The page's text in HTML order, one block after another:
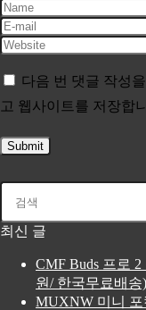
다음 번 댓글 작성
고 웹사이트를 저장합
최신 글
CMF Buds 프로
원/ 한국무료배송)
MUXNW 미니 포